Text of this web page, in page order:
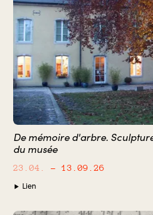
De mémoire d'arbre.
du musée
23.04. – 13.09.26
Lien